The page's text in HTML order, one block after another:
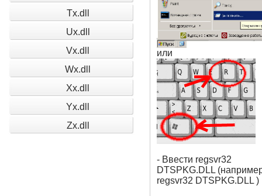
Tx.dll
Ux.dll
Vx.dll
Wx.dll
Xx.dll
Yx.dll
Zx.dll
или
- Ввести regsvr32
DTSPKG.DLL
regsvr32 DTSPKG.DLL )